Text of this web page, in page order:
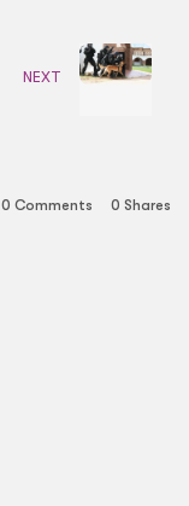
NEXT
0 Comments 0 Shares